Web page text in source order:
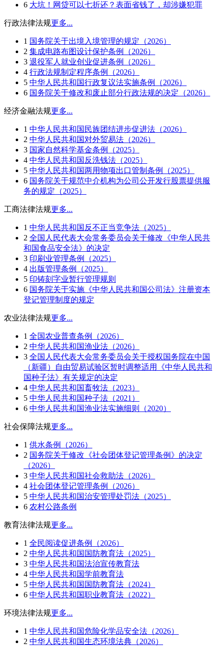
6 大坑！网贷可以七折还？表面省钱了，却涉嫌犯罪
行政法律法规更多...
1 国务院关于出境入境管理的规定（2026）
2 集成电路布图设计保护条例（2026）
3 退役军人就业创业促进条例（2026）
4 行政法规制定程序条例（2026）
5 中华人民共和国行政复议法实施条例（2026）
6 国务院关于修改和废止部分行政法规的决定（2026）
经济金融法规更多...
1 中华人民共和国民族团结进步促进法（2026）
2 中华人民共和国对外贸易法（2026）
3 国家自然科学基金条例（2025）
4 中华人民共和国反洗钱法（2025）
5 中华人民共和国两用物项出口管制条例（2025）
6 国务院关于规范中介机构为公司公开发行股票提供服
务的规定（2025）
工商法律法规更多...
1 中华人民共和国反不正当竞争法（2025）
2 全国人民代表大会常务委员会关于修改《中华人民共
和国食品安全法》的决定
3 印刷业管理条例（2025）
4 出版管理条例（2025）
5 印铸刻字业暂行管理规则
6 国务院关于实施《中华人民共和国公司法》注册资本
登记管理制度的规定
农业法律法规更多...
1 全国农业普查条例（2026）
2 中华人民共和国渔业法（2026）
3 全国人民代表大会常务委员会关于授权国务院在中国
（新疆）自由贸易试验区暂时调整适用《中华人民共和
国种子法》有关规定的决定
4 中华人民共和国畜牧法（2023）
5 中华人民共和国种子法（2021）
6 中华人民共和国渔业法实施细则（2020）
社会保障法规更多...
1 供水条例（2026）
2 国务院关于修改《社会团体登记管理条例》的决定
（2026）
3 中华人民共和国社会救助法（2026）
4 社会团体登记管理条例（2026）
5 中华人民共和国治安管理处罚法（2025）
6 农村公路条例
教育法律法规更多...
1 全民阅读促进条例（2026）
2 中华人民共和国国防教育法（2025）
3 中华人民共和国法治宣传教育法
4 中华人民共和国学前教育法
5 中华人民共和国国防教育法（2024）
6 中华人民共和国职业教育法（2022）
环境法律法规更多...
1 中华人民共和国危险化学品安全法（2026）
2 中华人民共和国生态环境法典（2026）